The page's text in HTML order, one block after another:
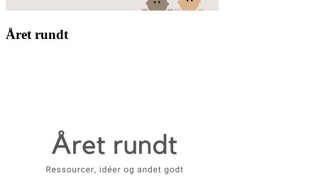
Året rundt